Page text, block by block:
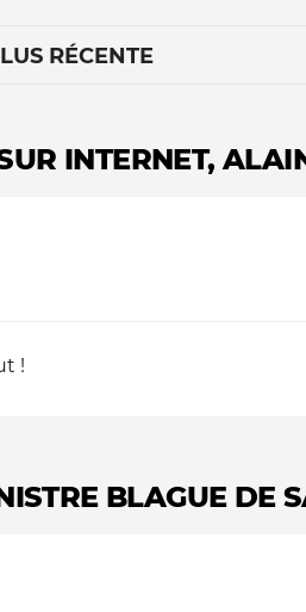
RÉCENTE
INTERNET,
!
BLAGUE DE